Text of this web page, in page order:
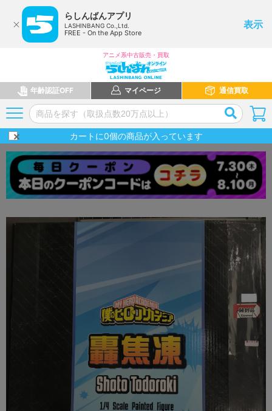
らしんばんアプリ
LASHINBANG Co.,Ltd.
FREE - On the App Store
表示
アニメ系中古販売・買取
年齢認証OFF マイページ 通信買取
カートに0個の商品が入っています